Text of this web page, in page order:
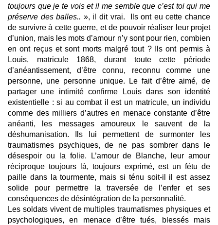
toujours que je te vois et il me semble que c’est toi qui me
préserve des balles.. », il dit vrai. Ils ont eu cette chance
de survivre à cette guerre, et de pouvoir réaliser leur projet
d’union, mais les mots d’amour n’y sont pour rien, combien
en ont reçus et sont morts malgré tout ? Ils ont permis à
Louis, matricule 1868, durant toute cette période
d’anéantissement, d’être connu, reconnu comme une
personne, une personne unique. Le fait d’être aimé, de
partager une intimité confirme Louis dans son identité
existentielle : si au combat il est un matricule, un individu
comme des milliers d’autres en menace constante d’être
anéanti, les messages amoureux le sauvent de la
déshumanisation. Ils lui permettent de surmonter les
traumatismes psychiques, de ne pas sombrer dans le
désespoir ou la folie. L’amour de Blanche, leur amour
réciproque toujours là, toujours exprimé, est un fétu de
paille dans la tourmente, mais si ténu soit-il il est assez
solide pour permettre la traversée de l’enfer et ses
conséquences de désintégration de la personnalité.
Les soldats vivent de multiples traumatismes physiques et
psychologiques, en menace d’être tués, blessés mais